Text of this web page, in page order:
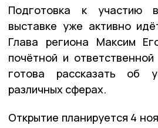
Подготовка к участию
выставке уже активно
Глава региона Максим
почётной и
готова рассказать об
различных сферах.
Открытие планируется 4